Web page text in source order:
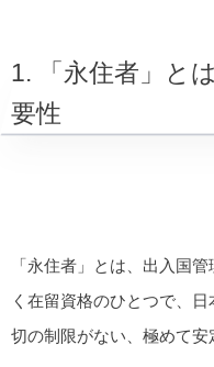
1. 「永住者」と
要性
「永住者」とは、出入国
く在留資格のひとつで、
日
切の制限がない、極めて安